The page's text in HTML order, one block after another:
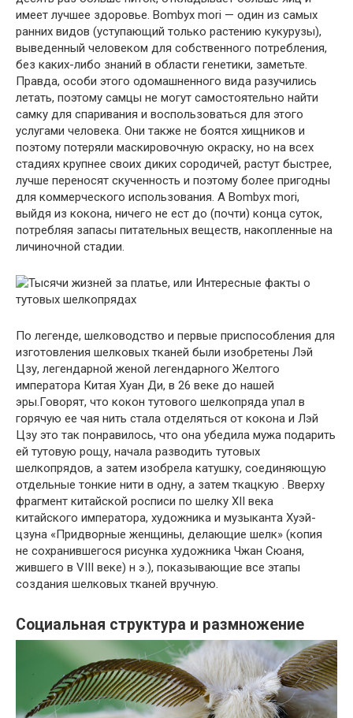
имеет лучшее здоровье. Bombyx mori — один из самых
ранних видов (уступающий только растению кукурузы),
выведенный человеком для собственного потребления,
без каких-либо знаний в области генетики, заметьте.
Правда, особи этого одомашненного вида разучились
летать, поэтому самцы не могут самостоятельно найти
самку для спаривания и воспользоваться для этого
услугами человека. Они также не боятся хищников и
поэтому потеряли маскировочную окраску, но на всех
стадиях крупнее своих диких сородичей, растут быстрее,
лучше переносят скученность и поэтому более пригодны
для коммерческого использования. А Bombyx mori,
выйдя из кокона, ничего не ест до (почти) конца суток,
потребляя запасы питательных веществ, накопленные на
личиночной стадии.
По легенде, шелководство и первые приспособления для
изготовления шелковых тканей были изобретены Лэй
Цзу, легендарной женой легендарного Желтого
императора Китая Хуан Ди, в 26 веке до нашей
эры.Говорят, что кокон тутового шелкопряда упал в
горячую ее чая нить стала отделяться от кокона и Лэй
Цзу это так понравилось, что она убедила мужа подарить
ей тутовую рощу, начала разводить тутовых
шелкопрядов, а затем изобрела катушку, соединяющую
отдельные тонкие нити в одну, а затем ткацкую . Вверху
фрагмент китайской росписи по шелку XII века
китайского императора, художника и музыканта Хуэй-
цзуна «Придворные женщины, делающие шелк» (копия
не сохранившегося рисунка художника Чжан Сюаня,
жившего в VIII веке) н э.), показывающие все этапы
создания шелковых тканей вручную.
Социальная структура и размножение